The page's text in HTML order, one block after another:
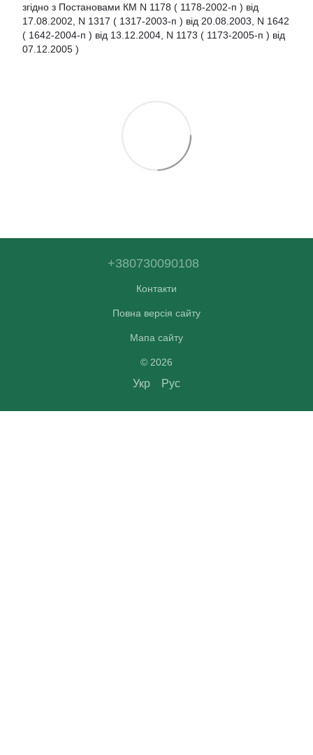
згідно з Постановами КМ N 1178 ( 1178-2002-п ) від
17.08.2002, N 1317 ( 1317-2003-п ) від 20.08.2003, N 1642
( 1642-2004-п ) від 13.12.2004, N 1173 ( 1173-2005-п ) від
07.12.2005 )
+380730090108
Контакти
Повна версія сайту
Мапа сайту
© 2026
Укр Рус